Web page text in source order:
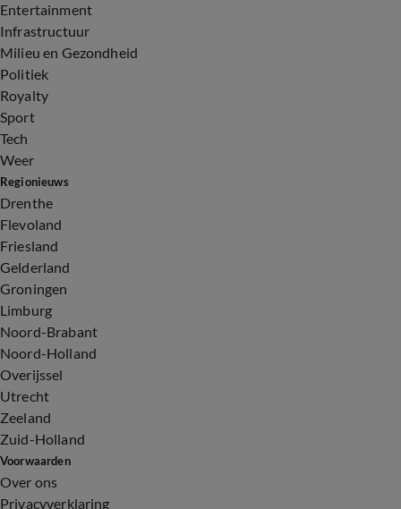
Entertainment
Infrastructuur
Milieu en Gezondheid
Politiek
Royalty
Sport
Tech
Weer
Regionieuws
Drenthe
Flevoland
Friesland
Gelderland
Groningen
Limburg
Noord-Brabant
Noord-Holland
Overijssel
Utrecht
Zeeland
Zuid-Holland
Voorwaarden
Over ons
Privacyverklaring